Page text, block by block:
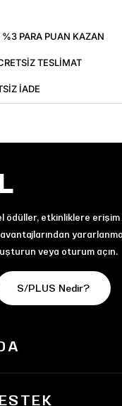
PARA PUAN KAZAN
TESLIMAT
IADE
ödüller, etkinliklere erişim
avantajlarından
veya oturum açın.
S/PLUS Nedir?